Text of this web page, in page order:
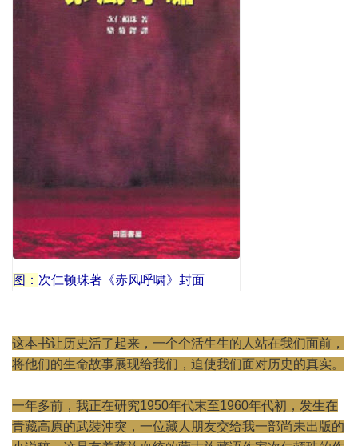
图： 次仁顿珠著《赤风呼啸》封面
这本书让历史活了起来，一个个活生生的人站在我们面前，
将他们的生命故事展现给我们，迫使我们面对历史的真实。
一年多前，我正在研究1950年代末至1960年代初，发生在
青藏高原的武裝沖突，一位藏人朋友交给我一部尚未出版的